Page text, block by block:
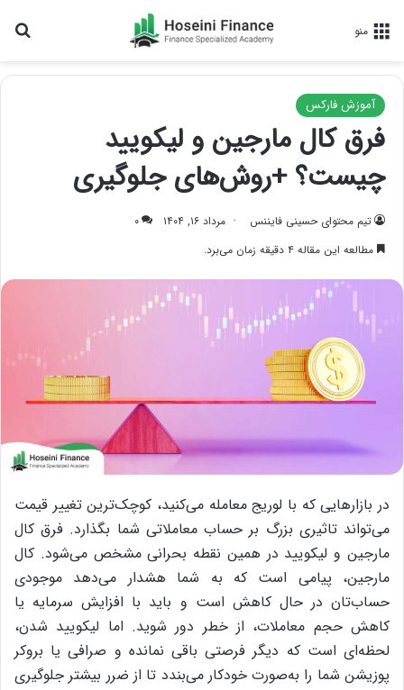
منو
آموزش فارکس
فرق کال مارجین و لیکویید
چیست؟ +روش‌های جلوگیری
تیم محتوای حسینی‌ فایننس مرداد ۱۶, ۱۴۰۴
۰
مطالعه این مقاله ۴ دقیقه زمان می‌برد.
در بازارهایی که با لوریج‌ معامله می‌کنید، کوچک‌ترین تغییر قیمت
می‌تواند تاثیری بزرگ بر حساب معاملاتی شما بگذارد. فرق کال
مارجین و لیکویید در همین نقطه بحرانی مشخص می‌شود. کال
مارجین، پیامی است که به شما هشدار می‌دهد موجودی
حساب‌تان در حال کاهش است و باید با افزایش سرمایه یا
کاهش حجم معاملات، از خطر دور شوید. اما لیکویید شدن،
لحظه‌ای است که دیگر فرصتی باقی نمانده و صرافی یا بروکر
پوزیشن شما را به‌صورت خودکار می‌بندد تا از ضرر بیشتر جلوگیری